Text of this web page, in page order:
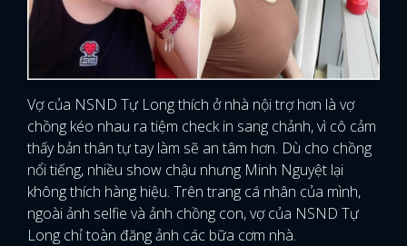
Vợ của NSND Tự Long thích ở nhà nội trợ hơn là vợ
chồng kéo nhau ra tiệm check in sang chảnh, vì cô cảm
thấy bản thân tự tay làm sẽ an tâm hơn. Dù cho chồng
nổi tiếng, nhiều show chậu nhưng Minh Nguyệt lại
không thích hàng hiệu. Trên trang cá nhân của mình,
ngoài ảnh selfie và ảnh chồng con, vợ của NSND Tự
Long chỉ toàn đăng ảnh các bữa cơm nhà.